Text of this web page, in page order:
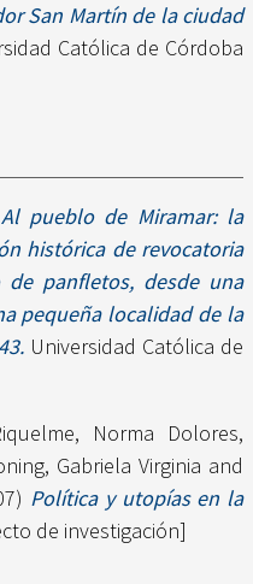
San Martín de la ciudad
Católica de Córdoba
Al pueblo de Miramar: la
histórica de revocatoria
panfletos, desde una
pequeña localidad de la
Universidad Católica de
Norma Dolores,
Gabriela Virginia and
Política y utopías en la
de investigación]